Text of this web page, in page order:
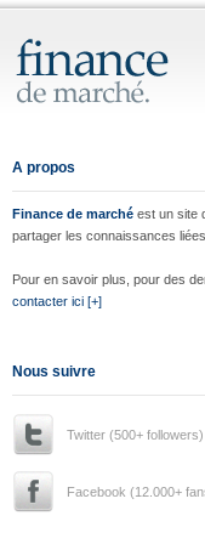
A propos
Finance de marché est un site
partager les connaissances
Pour en savoir plus, pour des
contacter ici [+]
Nous suivre
Twitter (500+ followers)
Facebook (12.000+